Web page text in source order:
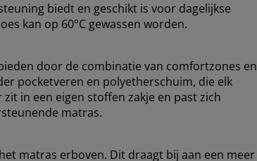
biedt en geschikt is voor dagelijkse
kan op 60°C gewassen worden.
door de combinatie van comfortzones en
pocketveren en polyetherschuim, die elk
in een eigen stoffen zakje en past zich
matras.
matras erboven. Dit draagt bij aan een meer